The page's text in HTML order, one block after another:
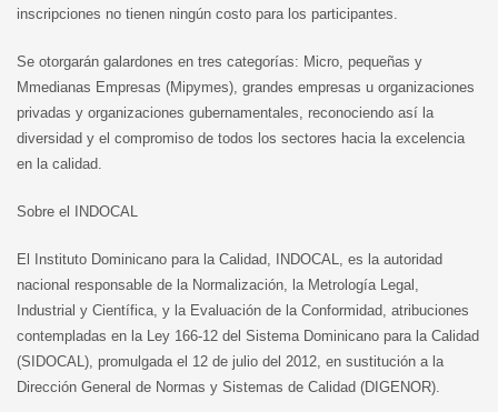
inscripciones no tienen ningún costo para los participantes.
Se otorgarán galardones en tres categorías: Micro, pequeñas y
Mmedianas Empresas (Mipymes), grandes empresas u organizaciones
privadas y organizaciones gubernamentales, reconociendo así la
diversidad y el compromiso de todos los sectores hacia la excelencia
en la calidad.
Sobre el INDOCAL
El Instituto Dominicano para la Calidad, INDOCAL, es la autoridad
nacional responsable de la Normalización, la Metrología Legal,
Industrial y Científica, y la Evaluación de la Conformidad, atribuciones
contempladas en la Ley 166-12 del Sistema Dominicano para la Calidad
(SIDOCAL), promulgada el 12 de julio del 2012, en sustitución a la
Dirección General de Normas y Sistemas de Calidad (DIGENOR).